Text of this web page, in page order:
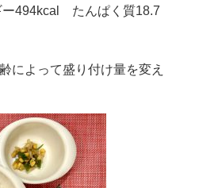
ー494kcal たんぱく質18.7
によって盛り付け量を変え